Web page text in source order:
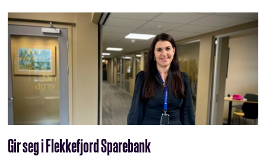
Gir seg i Flekkefjord Sparebank